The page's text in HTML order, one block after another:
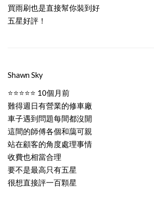
買雨刷也是直接幫你裝到好
五星好評！
Shawn Sky
⭐⭐⭐⭐⭐ 10個月前
難得週日有營業的修車廠
車子遇到問題每間都沒開
這間的師傅各個和藹可親
站在顧客的角度處理事情
收費也相當合理
要不是最高只有五星
很想直接評一百顆星